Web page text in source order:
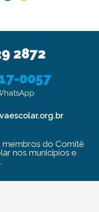
2872
0057
do Comitê
nos municípios e